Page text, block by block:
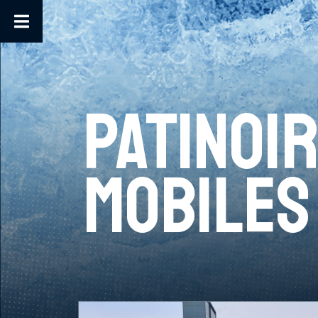
mobiles